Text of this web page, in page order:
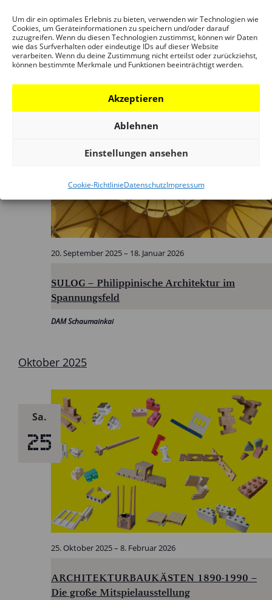
Um dir ein optimales Erlebnis zu bieten, verwenden wir Technologien wie
Cookies, um Geräteinformationen zu speichern und/oder darauf
zuzugreifen. Wenn du diesen Technologien zustimmst, können wir Daten
wie das Surfverhalten oder eindeutige IDs auf dieser Website
verarbeiten. Wenn du deine Zustimmung nicht erteilst oder zurückziehst,
können bestimmte Merkmale und Funktionen beeinträchtigt werden.
Akzeptieren
Ablehnen
Einstellungen ansehen
Cookie-RichtlinieDatenschutzImpressum
September 2025
SULOG – Philippinische Architektur im
Spannungsfeld
20. September 2025– 18. Januar 2026
DAM Schaumainkai
Oktober 2025
Sa.
25
ARCHITEKTURBAUKÄSTEN 1890-1990 –
Die große Mitspielausstellung
25. Oktober 2025– 8. Februar 2026